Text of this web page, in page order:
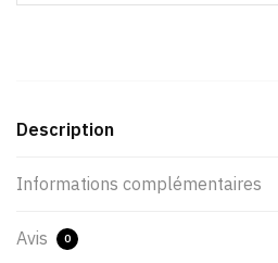
Description
Informations complémentaires
Avis 0